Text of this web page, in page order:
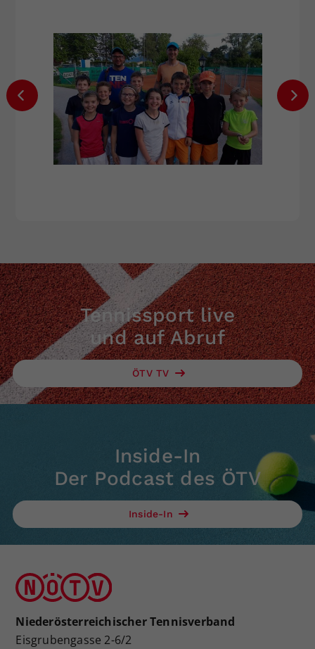
Tennissport live
und auf Abruf
ÖTV TV
Inside-In
Der Podcast des ÖTV
Inside-In
Niederösterreichischer Tennisverband
Eisgrubengasse 2-6/2